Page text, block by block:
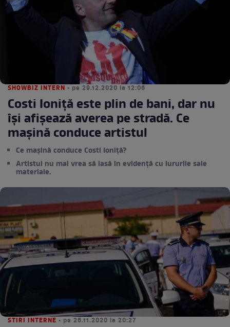
SHOWBIZ INTERN • pe 29.12.2020 la 12:06
Costi Ioniță este plin de bani, dar nu
își afișează averea pe stradă. Ce
mașină conduce artistul
Ce mașină conduce Costi Ioniță?
Artistul nu mai vrea să iasă în evidență cu lururile sale
materiale.
STIRI INTERNE • pe 26.11.2020 la 20:27